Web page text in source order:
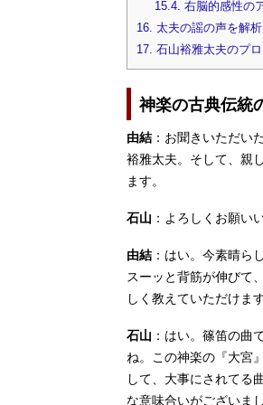
15.4. 右脳的感性の
16. 太夫の謡の声を解析
17. 石山裕雅太夫のプ
神楽の古典伝統
由結 ：お聞きいただい
裕雅太夫。そして、親
ます。
石山 ：よろしくお願い
由結 ：はい。今素晴ら
スーッと背筋が伸びて
しく教えていただけます
石山 ：はい。篠笛の曲
ね。この神楽の『大宮
して、大事にされてる
な意味合いがございま